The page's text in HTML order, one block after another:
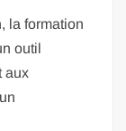
la formation
outil
aux